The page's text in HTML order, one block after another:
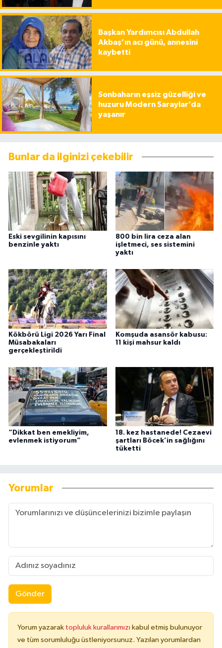
Başkan Yardımcısı Abdullah
Akbaş’ın acı günü, annesini
kaybetti
Sonbaharın eşsiz güzelliği ve
huzuru Modern Saraylar’da
yaşanır
Bunlar da ilginizi çekebilir
Eski sevgilinin kapısını
benzinle yaktı
800 bin lira ceza alan
işletmeci, ses sistemini
yaktı
Kökbörü Ligi 2026 Yarı Final
Müsabakaları
gerçekleştirildi
Komşuda asansör kabusu:
11 kişi mahsur kaldı
“Dikkat ben emekliyim,
evlenmek istiyorum”
18. kez hastanede! Cezaevi
şartları Böcek’in sağlığını
tüketti
Yorumlar
Gönder
Yorum yazarak topluluk kurallarımızı kabul etmiş bulunuyor
ve tüm sorumluluğu üstleniyorsunuz. Yazılan yorumlardan